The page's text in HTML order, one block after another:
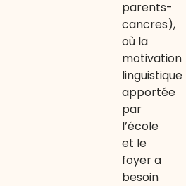
parents-
cancres),
où la
motivation
linguistique
apportée
par
l’école
et le
foyer a
besoin